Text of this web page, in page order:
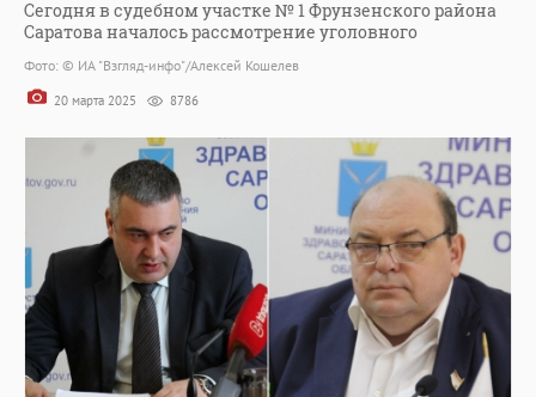
Сегодня в судебном участке № 1 Фрунзенского района
Саратова началось рассмотрение уголовного
Фото: © ИА "Взгляд-инфо"/Алексей Кошелев
20 марта 2025 8786